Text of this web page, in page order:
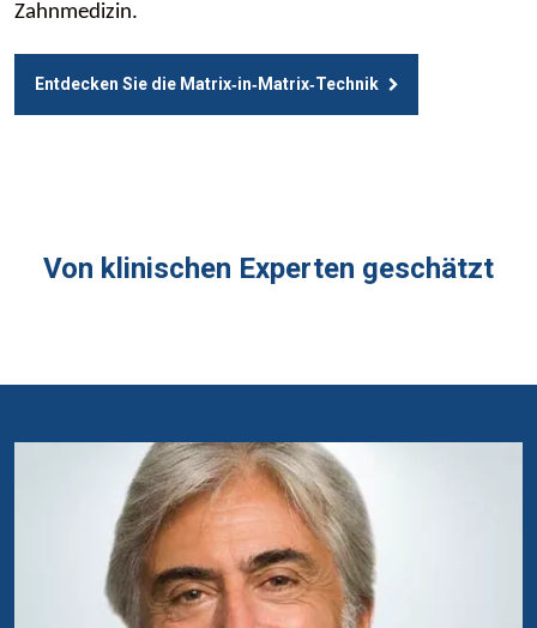
Zahnmedizin.
Entdecken Sie die Matrix‑in‑Matrix‑Technik
Von klinischen Experten geschätzt